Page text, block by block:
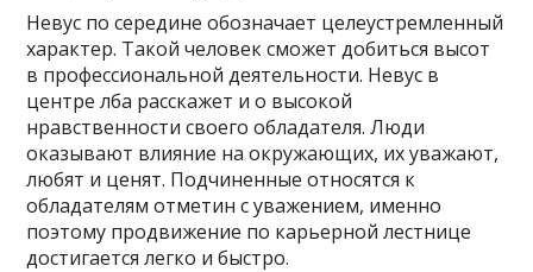
Невус по середине обозначает целеустремленный
характер. Такой человек сможет добиться высот
в профессиональной деятельности. Невус в
центре лба расскажет и о высокой
нравственности своего обладателя. Люди
оказывают влияние на окружающих, их уважают,
любят и ценят. Подчиненные относятся к
обладателям отметин с уважением, именно
поэтому продвижение по карьерной лестнице
достигается легко и быстро.